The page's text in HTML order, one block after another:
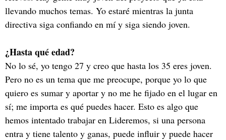
llevando muchos temas. Yo estaré mientras la junta
directiva siga confiando en mí y siga siendo joven.
¿Hasta qué edad?
No lo sé, yo tengo 27 y creo que hasta los 35 eres joven.
Pero no es un tema que me preocupe, porque yo lo que
quiero es sumar y aportar y no me he fijado en el lugar en
sí; me importa es qué puedes hacer. Esto es algo que
hemos intentado trabajar en Lideremos, si una persona
entra y tiene talento y ganas, puede influir y puede hacer